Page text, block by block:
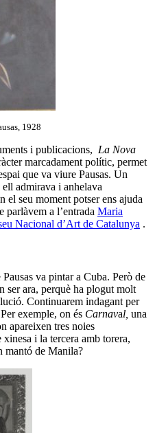
1928
i publicacions, La Nova
marcadament polític, permet
que va viure Pausas. Un
ell admirava i anhelava
el seu moment potser ens ajuda
parlàvem a l’entrada Maria
Nacional d’Art de Catalunya .
va pintar a Cuba. Però de
ser ara, perquè ha plogut molt
Continuarem indagant per
Per exemple, on és Carnaval, una
apareixen tres noies
xinesa i la tercera amb torera,
mantó de Manila?